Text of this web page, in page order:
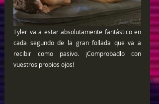
Tyler va a estar absolutamente fantástico en
cada segundo de la gran follada que va a
recibir como pasivo. ¡Comprobadlo con
vuestros propios ojos!